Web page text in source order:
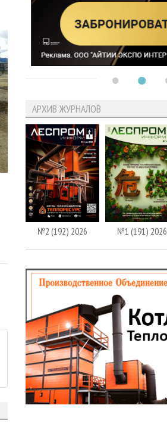
АРХИВ ЖУРНАЛОВ
№2 (192) 2026 №1 (191) 2026